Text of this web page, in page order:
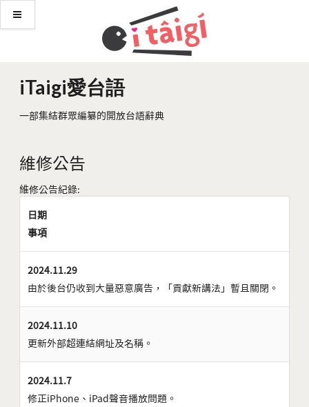
iTaigi愛台語
一部集結群眾編纂的開放台語辭典
維修公告
維修公告紀錄:
日期
事項
2024.11.29
由於後台仍收到大量惡意廣告，「貢獻新講法」暫且關閉。
2024.11.10
更新外部超連結網址及名稱。
2024.11.7
修正iPhone、iPad聲音播放問題。